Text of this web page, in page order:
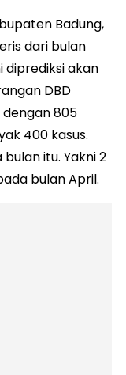
Badung,
dari bulan
diprediksi akan
DBD
805
400 kasus.
itu. Yakni 2
bulan April.